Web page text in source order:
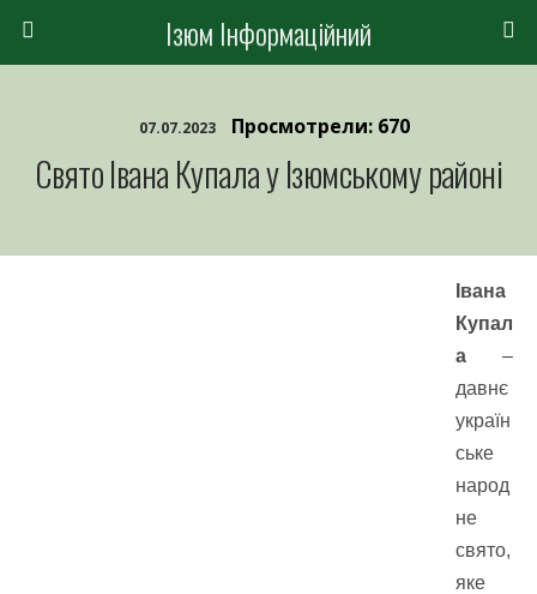
Ізюм Інформаційний
07.07.2023 Просмотрели: 670
Свято Івана Купала у Ізюмському районі
Івана
Купал
а –
давнє
україн
ське
народ
не
свято,
яке